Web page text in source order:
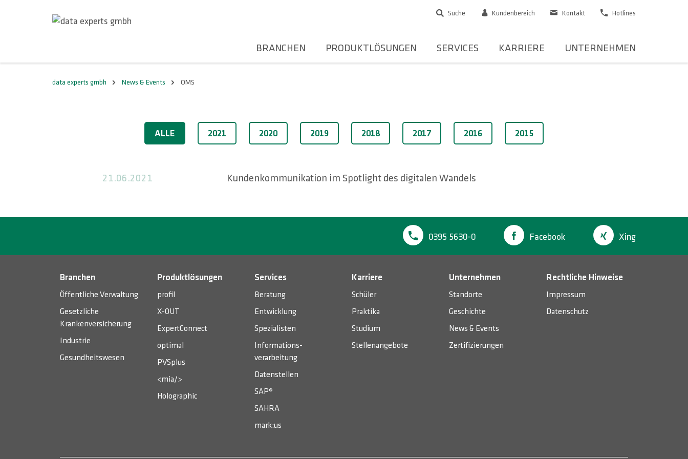
BRANCHEN PRODUKTLÖSUNGEN SERVICES KARRIERE UNTERNEHMEN
Kundenbereich Kontakt Hotlines
Suche
data experts gmbh News & Events OMS
ALLE 2021 2020 2019 2018 2017 2016 2015
21.06.2021 Kundenkommunikation im Spotlight des digitalen Wandels
0395 5630-0 Facebook Xing
Branchen
Öffentliche Verwaltung
Gesetzliche
Krankenversicherung
Industrie
Gesundheitswesen
Produktlösungen
profil
X-OUT
ExpertConnect
optimal
PVSplus
<mia/>
Holographic
Services
Beratung
Entwicklung
Spezialisten
Informations­
verarbeitung
Datenstellen
SAP®
SAHRA
mark:us
Karriere
Schüler
Praktika
Studium
Stellenangebote
Unternehmen
Standorte
Geschichte
News & Events
Zertifizierungen
Rechtliche Hinweise
Impressum
Datenschutz